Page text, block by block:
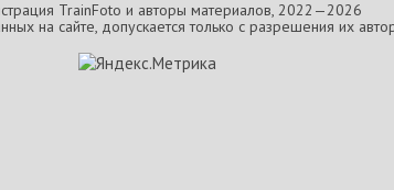
TrainFoto и авторы материалов, 2022—2026
на сайте, допускается только с разрешения их